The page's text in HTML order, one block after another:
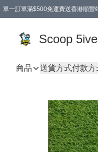
單一訂單滿$500免運費送香港順豐
Scoop
商品 送貨方式付款方